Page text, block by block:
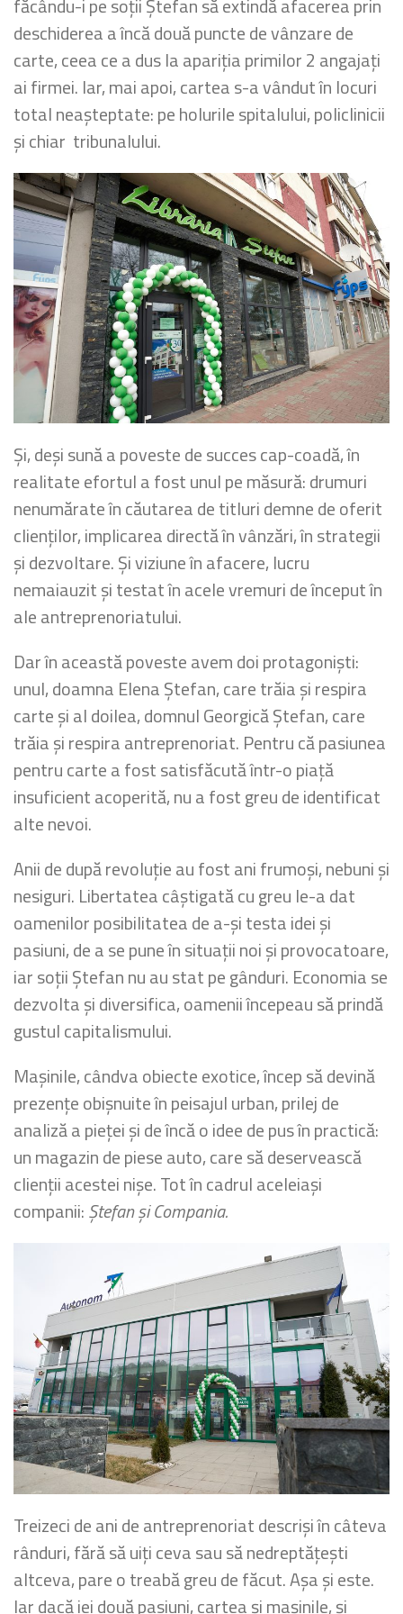
deschiderea a încă două puncte de vânzare de
carte, ceea ce a dus la apariția primilor 2 angajați
ai firmei. Iar, mai apoi, cartea s-a vândut în locuri
total neașteptate: pe holurile spitalului, policlinicii
și chiar tribunalului.
Și, deși sună a poveste de succes cap-coadă, în
realitate efortul a fost unul pe măsură: drumuri
nenumărate în căutarea de titluri demne de oferit
clienților, implicarea directă în vânzări, în strategii
și dezvoltare. Și viziune în afacere, lucru
nemaiauzit și testat în acele vremuri de început în
ale antreprenoriatului.
Dar în această poveste avem doi protagoniști:
unul, doamna Elena Ștefan, care trăia și respira
carte și al doilea, domnul Georgică Ștefan, care
trăia și respira antreprenoriat. Pentru că pasiunea
pentru carte a fost satisfăcută într-o piață
insuficient acoperită, nu a fost greu de identificat
alte nevoi.
Anii de după revoluție au fost ani frumoși, nebuni și
nesiguri. Libertatea câștigată cu greu le-a dat
oamenilor posibilitatea de a-și testa idei și
pasiuni, de a se pune în situații noi și provocatoare,
iar soții Ștefan nu au stat pe gânduri. Economia se
dezvolta și diversifica, oamenii începeau să prindă
gustul capitalismului.
Mașinile, cândva obiecte exotice, încep să devină
prezențe obișnuite în peisajul urban, prilej de
analiză a pieței și de încă o idee de pus în practică:
un magazin de piese auto, care să deservească
clienții acestei nișe. Tot în cadrul aceleiași
companii:Ștefan și Compania.
Treizeci de ani de antreprenoriat descriși în câteva
rânduri, fără să uiți ceva sau să nedreptățești
altceva, pare o treabă greu de făcut. Așa și este.
Iar dacă iei două pasiuni, cartea și mașinile, și